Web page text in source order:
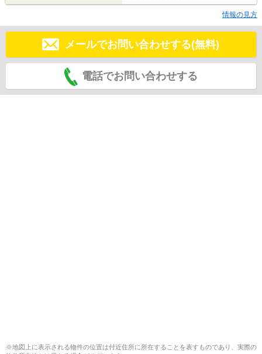
情報の見方
メールでお問い合わせする(無料)
電話でお問い合わせする
※地図上に表示される物件の位置は付近住所に所在することを表すものであり、実際の